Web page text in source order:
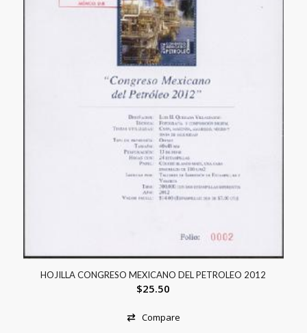
HOJILLA CONGRESO MEXICANO DEL PETROLEO 2012
$25.50
Compare